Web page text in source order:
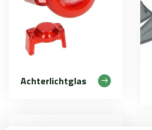
Achterlichtglas